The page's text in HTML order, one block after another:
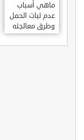
ماهي أسباب
عدم ثبات الحمل
وطرق معالجته